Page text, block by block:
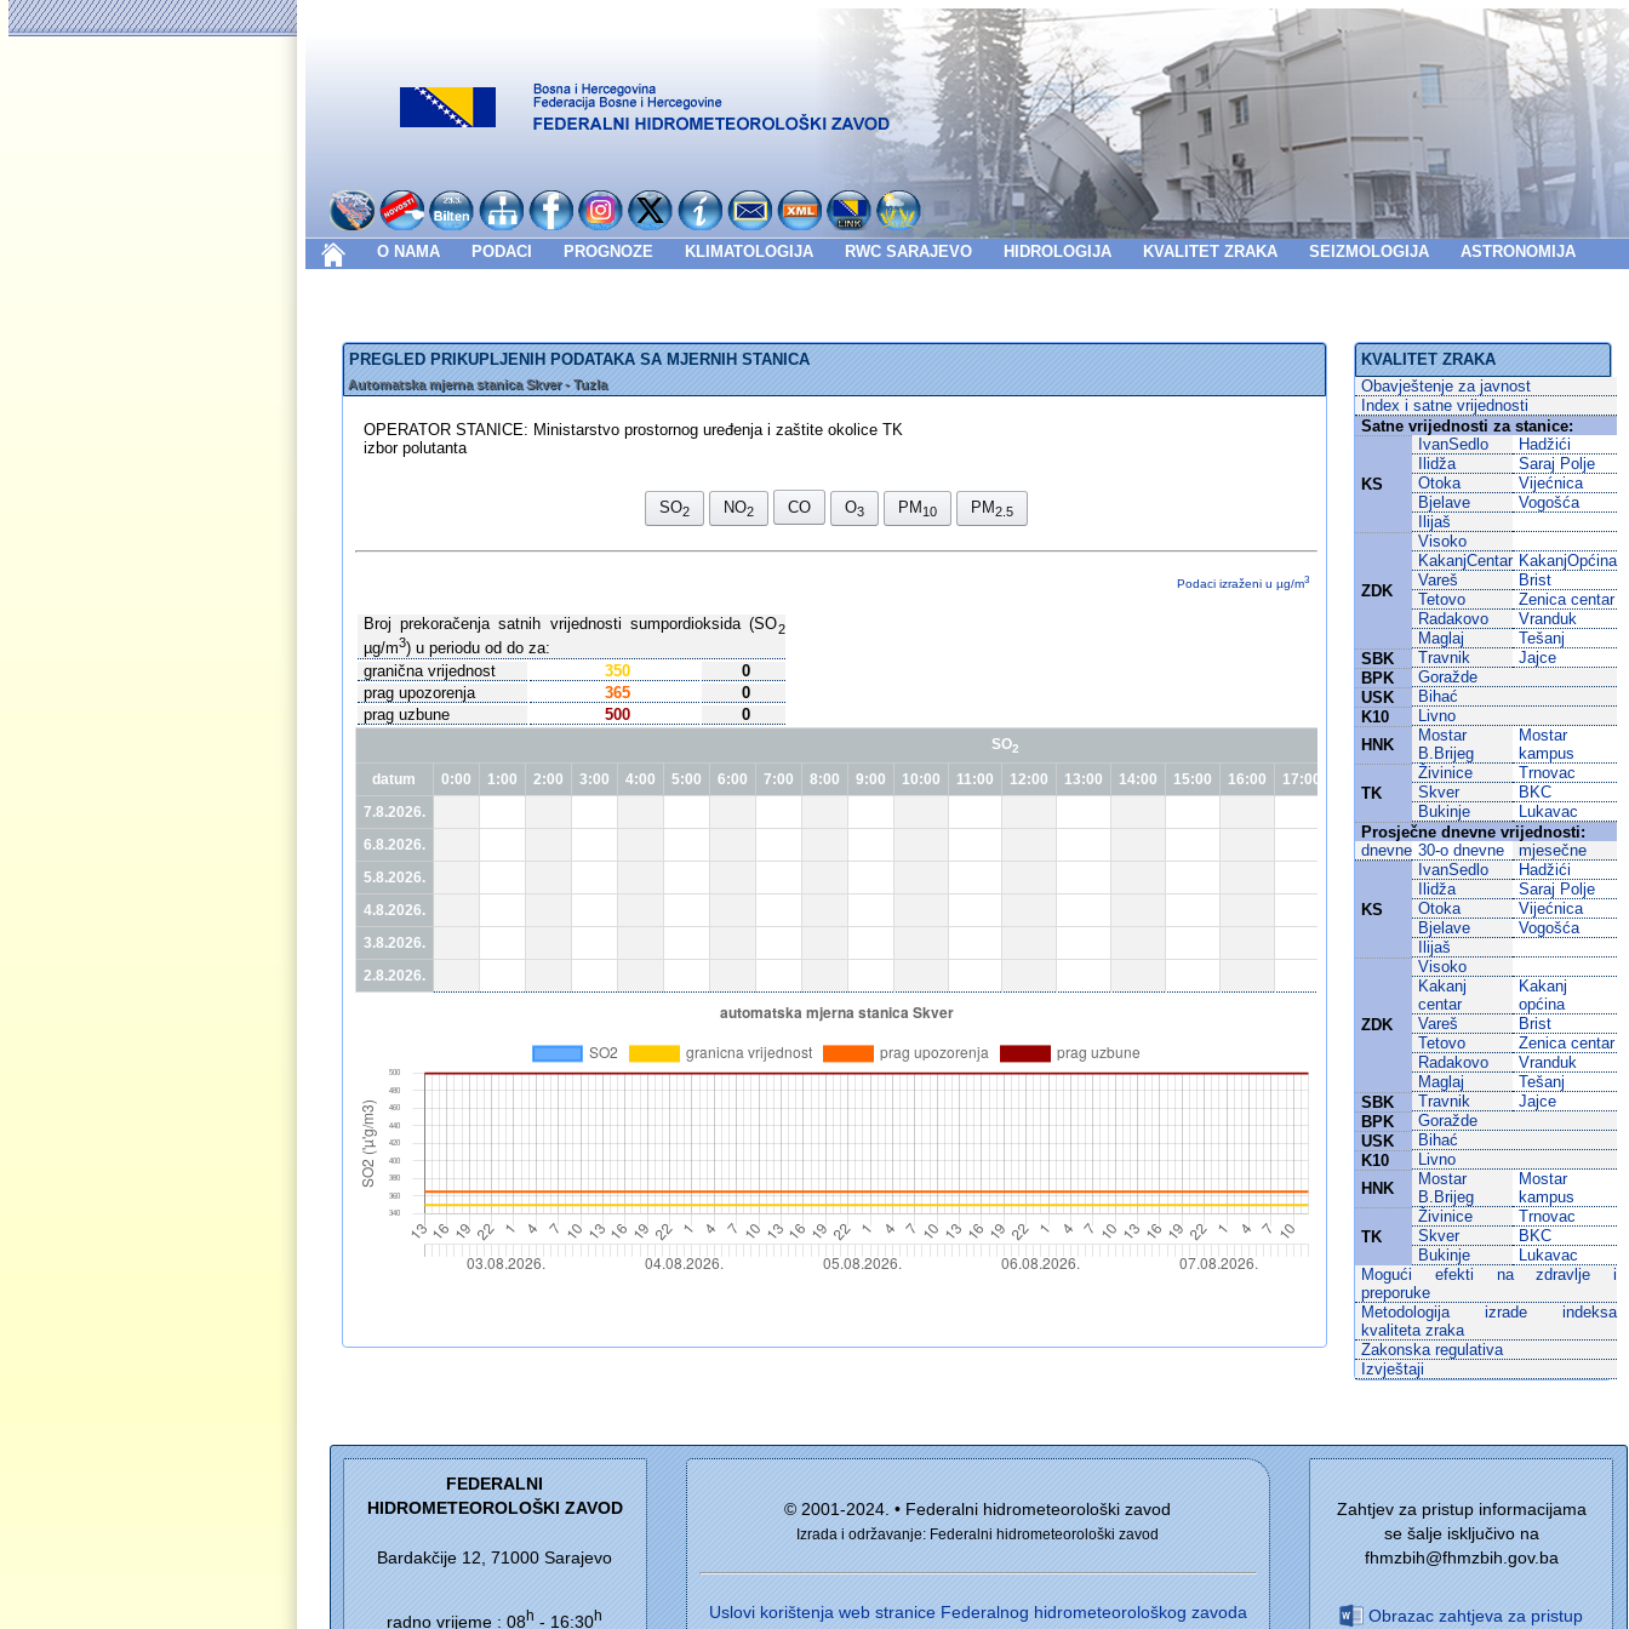
O NAMA PODACI PROGNOZE KLIMATOLOGIJA RWC SARAJEVO HIDROLOGIJA KVALITET ZRAKA SEIZMOLOGIJA ASTRONOMIJA
PREGLED PRIKUPLJENIH PODATAKA SA MJERNIH STANICA
Automatska mjerna stanica Skver - Tuzla
OPERATOR STANICE: Ministarstvo prostornog uređenja i zaštite okolice TK
izbor polutanta
SO2 NO2 CO O3 PM 10 PM2.5
Podaci izraženi u µg/m3
Broj prekoračenja satnih vrijednosti sumpordioksida (SO2
µg/m3) u periodu od do za:
granična vrijednost
350
0
prag upozorenja
365
0
prag uzbune
500 0
SO2
datum 0:00 1:00 2:00 3:00 4:00 5:00 6:00 7:00 8:00 9:00 10:00 11:00 12:00 13:00 14:00 15:00 16:00 17:00 19:00 20:00 21:00 22:00
7.8.2026.
6.8.2026.
5.8.2026.
4.8.2026.
3.8.2026.
2.8.2026.
KVALITET ZRAKA
Obavještenje za javnost
Index i satne vrijednosti
Satne vrijednosti za stanice:
KS
IvanSedlo
Hadžići
Ilidža
Saraj Polje
Otoka
Vijećnica
Bjelave
Vogošća
Ilijaš
ZDK
Visoko
KakanjCentar KakanjOpćina
Vareš
Brist
Tetovo
Zenica centar
Radakovo
Vranduk
Maglaj
Tešanj
SBK
Travnik
Jajce
BPK
Goražde
USK
Bihać
K10
Livno
HNK
Mostar
B.Brijeg
Mostar
kampus
TK
Živinice
Trnovac
Skver
BKC
Bukinje
Lukavac
Prosječne dnevne vrijednosti:
dnevne 30-o dnevne mjesečne
KS
IvanSedlo
Hadžići
Ilidža
Saraj Polje
Otoka
Vijećnica
Bjelave
Vogošća
Ilijaš
ZDK
Visoko
Kakanj
centar
Kakanj
općina
Vareš
Brist
Tetovo
Zenica centar
Radakovo
Vranduk
Maglaj
Tešanj
SBK
Travnik
Jajce
BPK
Goražde
USK
Bihać
K10
Livno
HNK
Mostar
B.Brijeg
Mostar
kampus
TK
Živinice
Trnovac
Skver
BKC
Bukinje
Lukavac
Mogući efekti na zdravlje i
preporuke
Metodologija izrade indeksa
kvaliteta zraka
Zakonska regulativa
Izvještaji
FEDERALNI
HIDROMETEOROLOŠKI ZAVOD
Bardakčije 12, 71000 Sarajevo
radno vrijeme : 08h - 16:30h
© 2001-2024. • Federalni hidrometeorološki zavod
Izrada i održavanje: Federalni hidrometeorološki zavod
Uslovi korištenja web stranice Federalnog hidrometeorološkog zavoda
Zahtjev za pristup informacijama
se šalje isključivo na
fhmzbih@fhmzbih.gov.ba
Obrazac zahtjeva za pristup